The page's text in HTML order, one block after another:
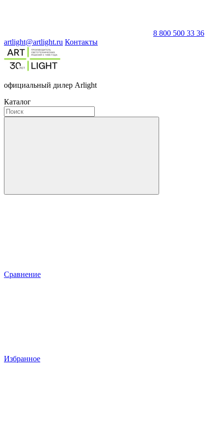
8 800 500 33 36
artlight@artlight.ru Контакты
официальный дилер Arlight
Каталог
Сравнение
Избранное